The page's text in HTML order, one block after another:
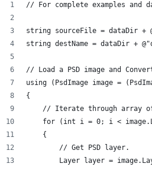
// For complete examples and
string sourceFile = dataDir +
string destName = dataDir +
// Load a PSD image and
using (PsdImage image =
{
// Iterate through array
for (int i = 0; i <
    {
        // Get PSD layer.
Layer layer =